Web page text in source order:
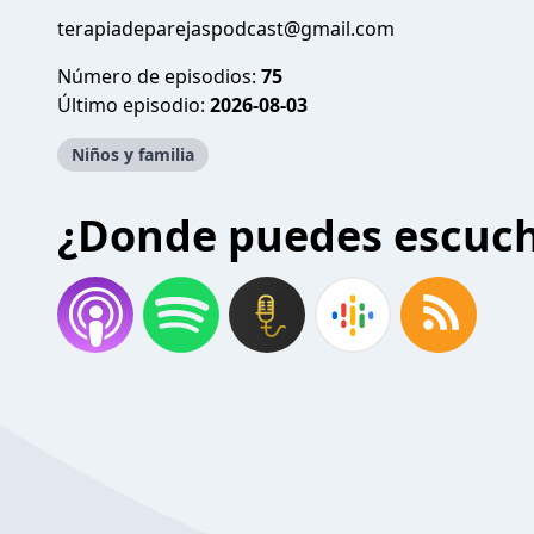
terapiadeparejaspodcast@gmail.com
Número de episodios: 75
Último episodio: 2026-08-03
Niños y familia
¿Donde puedes